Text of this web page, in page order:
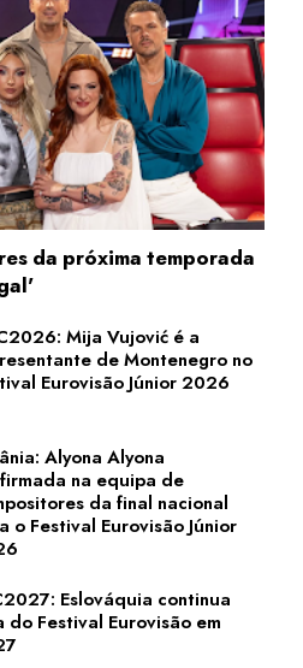
da próxima temporada
Mija Vujović é a
de Montenegro no
Eurovisão Júnior 2026
Alyona Alyona
na equipa de
da final nacional
o Festival Eurovisão Júnior
Eslováquia continua
do Festival Eurovisão em